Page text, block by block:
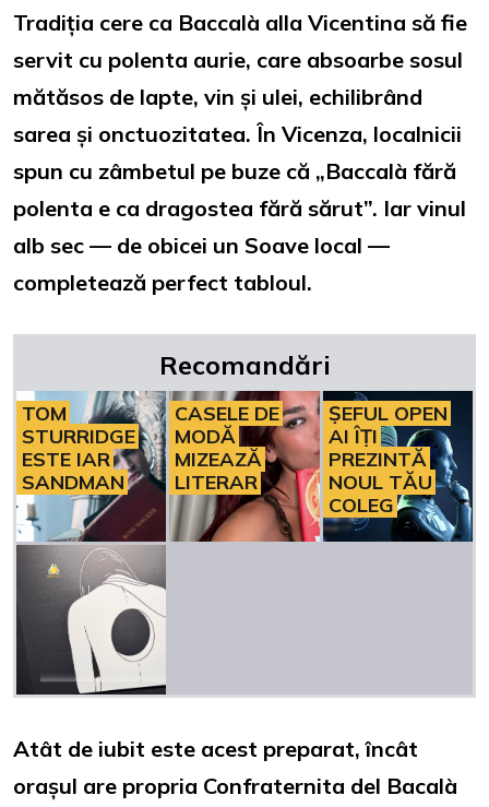
Tradiția cere ca Baccalà alla Vicentina să fie
servit cu polenta aurie, care absoarbe sosul
mătăsos de lapte, vin și ulei, echilibrând
sarea și onctuozitatea. În Vicenza, localnicii
spun cu zâmbetul pe buze că „Baccalà fără
polenta e ca dragostea fără sărut”. Iar vinul
alb sec — de obicei un Soave local —
completează perfect tabloul.
Recomandări
TOM
STURRIDGE
ESTE IAR
SANDMAN
CASELE DE
MODĂ
MIZEAZĂ
LITERAR
ȘEFUL OPEN
AI ÎȚI
PREZINTĂ
NOUL TĂU
COLEG
Atât de iubit este acest preparat, încât
orașul are propria Confraternita del Bacalà